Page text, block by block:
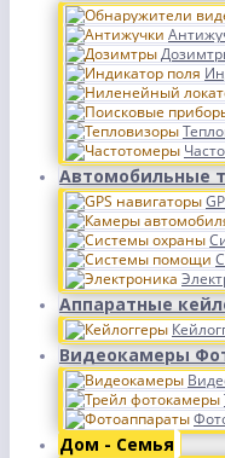
Автомобильные
Аппаратные
Видеокамеры
Дом - Семья